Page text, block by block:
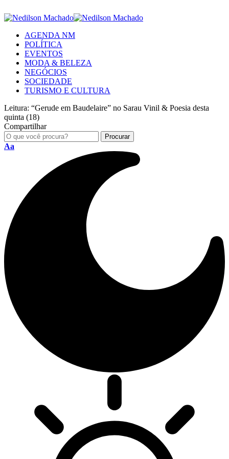
AGENDA NM
POLÍTICA
EVENTOS
MODA & BELEZA
NEGÓCIOS
SOCIEDADE
TURISMO E CULTURA
Leitura: “Gerude em Baudelaire” no Sarau Vinil & Poesia desta
quinta (18)
Compartilhar
Aa